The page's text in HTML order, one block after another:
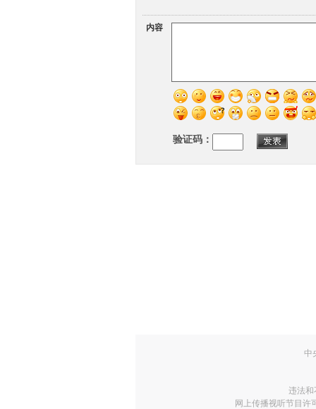
内容
验证码：
中
违法和
网上传播视听节目许